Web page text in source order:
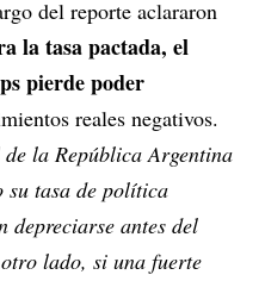
del reporte aclararon
la tasa pactada, el
pierde poder
reales negativos.
la República Argentina
su tasa de política
depreciarse antes del
lado, si una fuerte